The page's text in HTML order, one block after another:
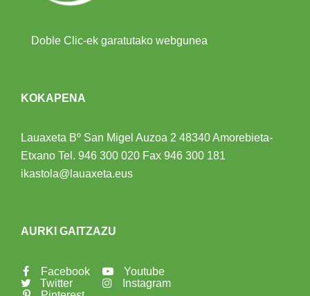
Doble Clic-ek garatutako webgunea
KOKAPENA
Lauaxeta Bº San Migel Auzoa 2 48340 Amorebieta-
Etxano Tel. 946 300 020 Fax 946 300 181
ikastola@lauaxeta.eus
AURKI GAITZAZU
Facebook
Twitter
Youtube
Instagram